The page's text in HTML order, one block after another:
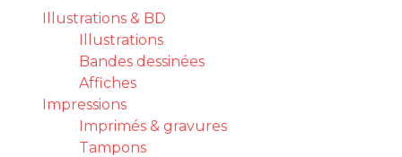
Illustrations & BD
Illustrations
Bandes dessinées
Affiches
Impressions
Imprimés & gravures
Tampons